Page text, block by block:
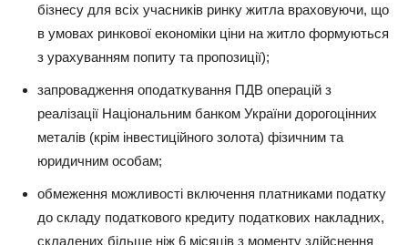
бізнесу для всіх учасників ринку житла враховуючи, що
в умовах ринкової економіки ціни на житло формуються
з урахуванням попиту та пропозиції);
запровадження оподаткування ПДВ операцій з
реалізації Національним банком України дорогоцінних
металів (крім інвестиційного золота) фізичним та
юридичним особам;
обмеження можливості включення платниками податку
до складу податкового кредиту податкових накладних,
складених більше ніж 6 місяців з моменту здійснення